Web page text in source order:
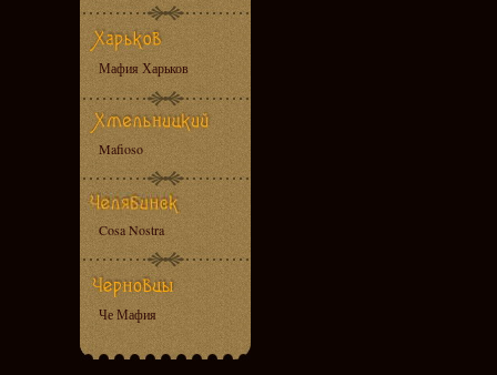
Мафия Харьков
Mafioso
Cosa Nostra
Че Мафия